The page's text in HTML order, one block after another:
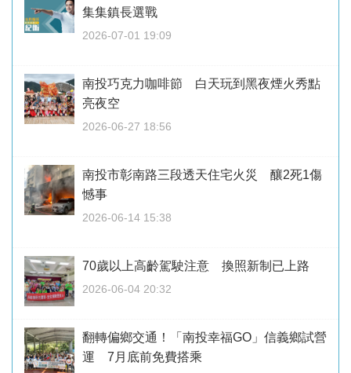
集集鎮長選戰
2026-07-01 19:09
南投巧克力咖啡節 白天玩到黑夜煙火秀點
亮夜空
2026-06-27 18:56
南投市彰南路三段透天住宅火災 釀2死1傷
憾事
2026-06-14 15:38
70歲以上高齡駕駛注意 換照新制已上路
2026-06-04 20:32
翻轉偏鄉交通！「南投幸福GO」信義鄉試營
運 7月底前免費搭乘